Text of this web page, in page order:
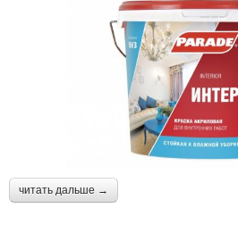
читать дальше →